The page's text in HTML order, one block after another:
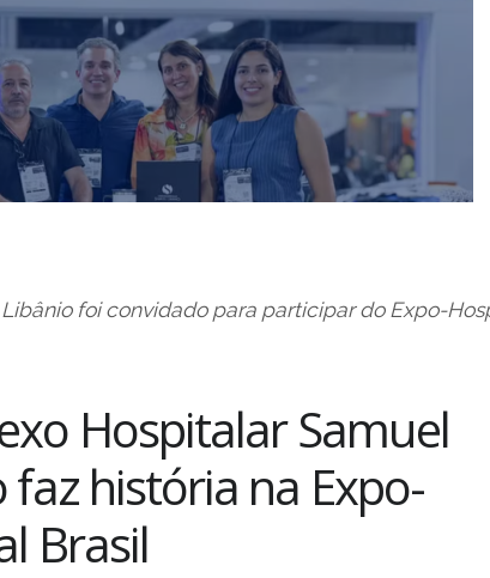
foi convidado para participar do Expo-
Hospitalar Samuel
faz história na Expo-
Brasil